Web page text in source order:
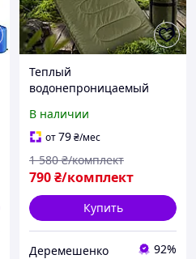
Теплый
водонепроницаемый
Компактный спальный
мешок для
экстремальных
Спальники
туристические с
капюшоном, 210 x 75
В наличии
от79₴/мес
790₴/комплект
1 580 ₴/комплект
Купить
Деремешенко 92%